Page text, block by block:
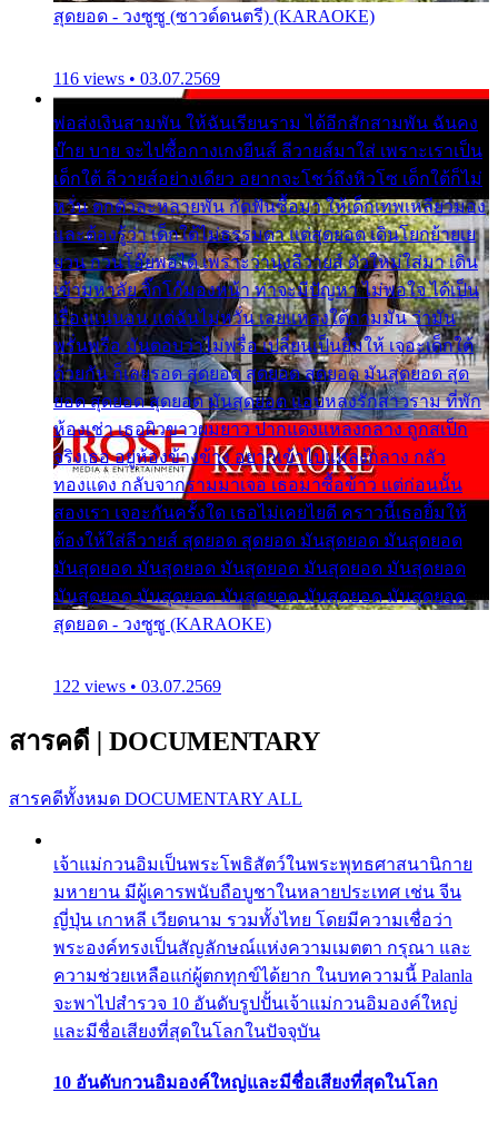
สุดยอด - วงซูซู (ซาวด์ดนตรี) (KARAOKE)
116 views • 03.07.2569
พ่อส่งเงินสามพัน ให้ฉันเรียนราม ได้อีกสักสามพัน ฉันคง
บ๊าย บาย จะไปซื้อกางเกงยีนส์ ลีวายส์มาใส่ เพราะเราเป็น
เด็กใต้ ลีวายส์อย่างเดียว อยากจะโชว์ถึงหิวโซ เด็กใต้ก็ไม่
หวั่น ตกตัวละหลายพัน กัดฟันซื้อมา ให้เด็กเทพเหลียวมอง
และต้องรู้ว่า เด็กใต้ไม่ธรรมดา แต่สุดยอด เดินโยกย้ายเย
ยวน กวนโอ๊ยพอได้ เพราะว่านุ่งลีวายส์ ตัวใหม่ใส่มา เดิน
เข้ามหาลัย จิ๊กโก๊มองหน้า ท่าจะมีปัญหา ไม่พอใจ ได้เป็น
เรื่องแน่นอน แต่ฉันไม่หวั่น เลยแหลงใต้ถามมัน ว่ามัน
พรั่นพรือ มันตอบว่าไม่พรื่อ เปลี่ยนเป็นยิ้มให้ เจอะเด็กใต้
ด้วยกัน ก็เลยรอด สุดยอด สุดยอด สุดยอด มันสุดยอด สุด
ยอด สุดยอด สุดยอด มันสุดยอด แอบหลงรักสาวราม ที่พัก
ห้องเช่า เธอผิวขาวผมยาว ปากแดงแหลงกลาง ถูกสเป็ก
จริงเธอ อยู่ห้องข้างข้าง อยากเข้าไปแหลงกลาง กลัว
ทองแดง กลับจากรามมาเจอ เธอมาซื้อข้าว แต่ก่อนนั้น
สองเรา เจอะกันครั้งใด เธอไม่เคยไยดี คราวนี้เธอยิ้มให้
ต้องให้ใส่ลีวายส์ สุดยอด สุดยอด มันสุดยอด มันสุดยอด
มันสุดยอด มันสุดยอด มันสุดยอด มันสุดยอด มันสุดยอด
มันสุดยอด มันสุดยอด มันสุดยอด มันสุดยอด มันสุดยอด
สุดยอด - วงซูซู (KARAOKE)
122 views • 03.07.2569
สารคดี | DOCUMENTARY
สารคดีทั้งหมด DOCUMENTARY ALL
เจ้าแม่กวนอิมเป็นพระโพธิสัตว์ในพระพุทธศาสนานิกาย
มหายาน มีผู้เคารพนับถือบูชาในหลายประเทศ เช่น จีน
ญี่ปุ่น เกาหลี เวียดนาม รวมทั้งไทย โดยมีความเชื่อว่า
พระองค์ทรงเป็นสัญลักษณ์แห่งความเมตตา กรุณา และ
ความช่วยเหลือแก่ผู้ตกทุกข์ได้ยาก ในบทความนี้ Palanla
จะพาไปสำรวจ 10 อันดับรูปปั้นเจ้าแม่กวนอิมองค์ใหญ่
และมีชื่อเสียงที่สุดในโลกในปัจจุบัน
10 อันดับกวนอิมองค์ใหญ่และมีชื่อเสียงที่สุดในโลก